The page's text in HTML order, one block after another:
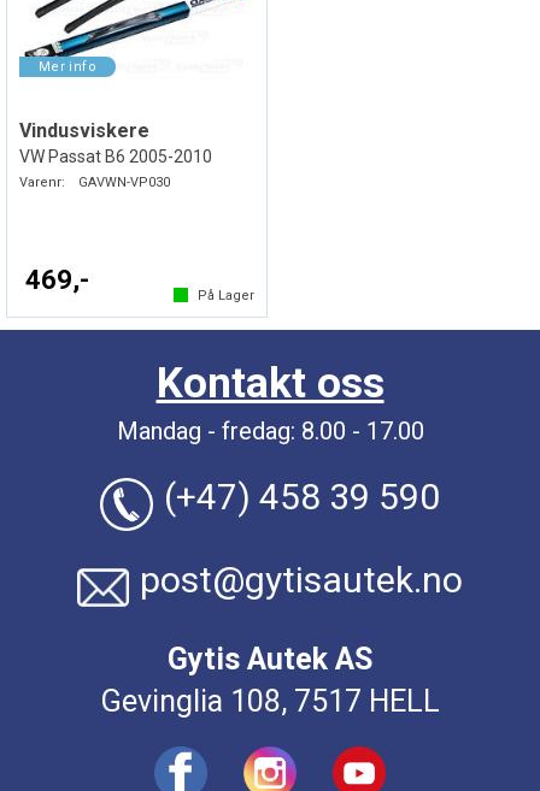
Vindusviskere
VW Passat B6 2005-2010
Varenr: GAVWN-VP030
469,-
På Lager
Kontakt oss
Mandag - fredag: 8.00 - 17.00
(+47) 458 39 590
post@gytisautek.no
Gytis Autek AS
Gevinglia 108, 7517 HELL